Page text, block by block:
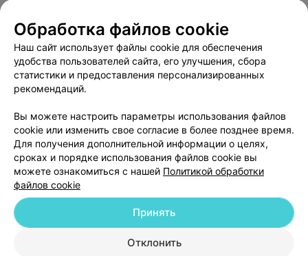
Пользовательское соглашение
Способы оплаты
Вакансии
Партнеры
Написать руководителю 103.by
Обработка персональных данных
© 2026 ООО «Артокс Лаб», УНП 191700409
| 220012, Республика Беларусь,
Обработка файлов cookie
Наш сайт использует файлы cookie для обеспечения
удобства пользователей сайта, его улучшения, сбора
статистики и предоставления персонализированных
рекомендаций.
Вы можете настроить параметры использования файлов
cookie или изменить свое согласие в более позднее время.
Для получения дополнительной информации о целях,
сроках и порядке использования файлов cookie вы
можете ознакомиться с нашей Политикой обработки
файлов cookie
Отклонить
Принять